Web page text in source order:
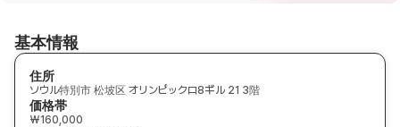
基本情報
住所
ソウル特別市 松坡区 オリンピックロ8ギル 21 3階
価格帯
₩160,000